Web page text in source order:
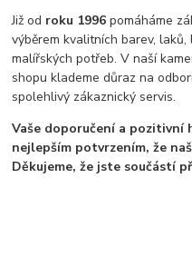
Již od roku 1996 pomáháme
výběrem kvalitních barev,
malířských potřeb. V naší
shopu klademe důraz na
spolehlivý zákaznický servis.
Vaše doporučení a pozitivní
nejlepším potvrzením, že
Děkujeme, že jste součástí